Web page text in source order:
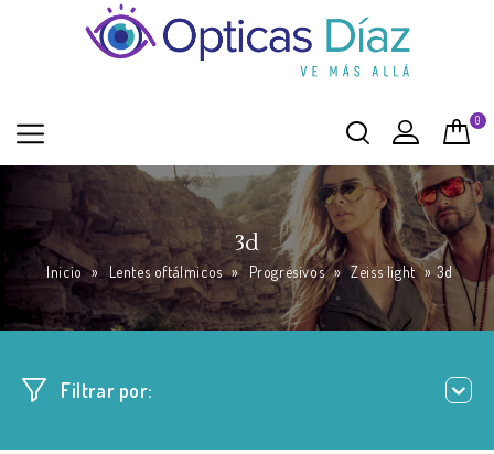
0
3d
Inicio » Lentes oftálmicos » Progresivos » Zeiss light »3d
Filtrar por: